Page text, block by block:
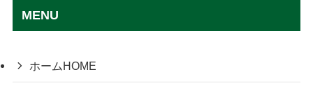
MENU
ホームHOME